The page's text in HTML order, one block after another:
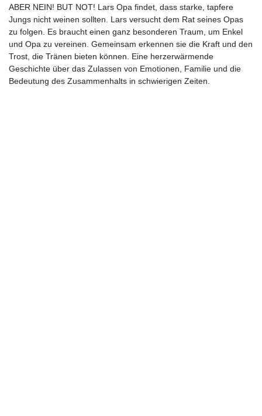
ABER NEIN! BUT NOT! Lars Opa findet, dass starke, tapfere
Jungs nicht weinen sollten. Lars versucht dem Rat seines Opas
zu folgen. Es braucht einen ganz besonderen Traum, um Enkel
und Opa zu vereinen. Gemeinsam erkennen sie die Kraft und den
Trost, die Tränen bieten können. Eine herzerwärmende
Geschichte über das Zulassen von Emotionen, Familie und die
Bedeutung des Zusammenhalts in schwierigen Zeiten.